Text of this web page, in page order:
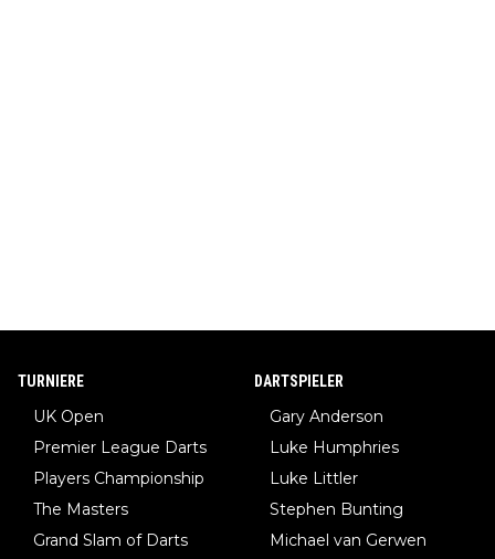
TURNIERE
UK Open
Premier League Darts
Players Championship
The Masters
Grand Slam of Darts
DARTSPIELER
Gary Anderson
Luke Humphries
Luke Littler
Stephen Bunting
Michael van Gerwen